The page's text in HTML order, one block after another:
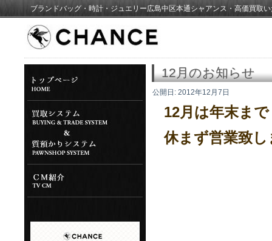
ブランドバッグ・時計・ジュエリー広島中区本通シャアンス・高価買取
12月のお知らせ
公開日: 2012年12月7日
12月は年末まで
休まず営業致し